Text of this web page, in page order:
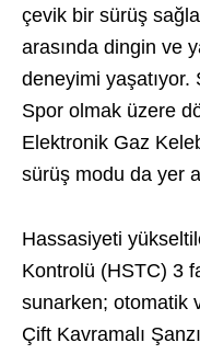
çevik bir sürüş
arasında dingin ve
deneyimi yaşatıyor.
Spor olmak üzere
Elektronik Gaz
sürüş modu da yer
Hassasiyeti
Kontrolü (HSTC) 3
sunarken; otomatik
Çift Kavramalı